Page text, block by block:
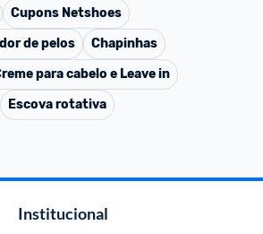
Cupons Netshoes
de pelos
Chapinhas
para cabelo e Leave in
Escova rotativa
Institucional